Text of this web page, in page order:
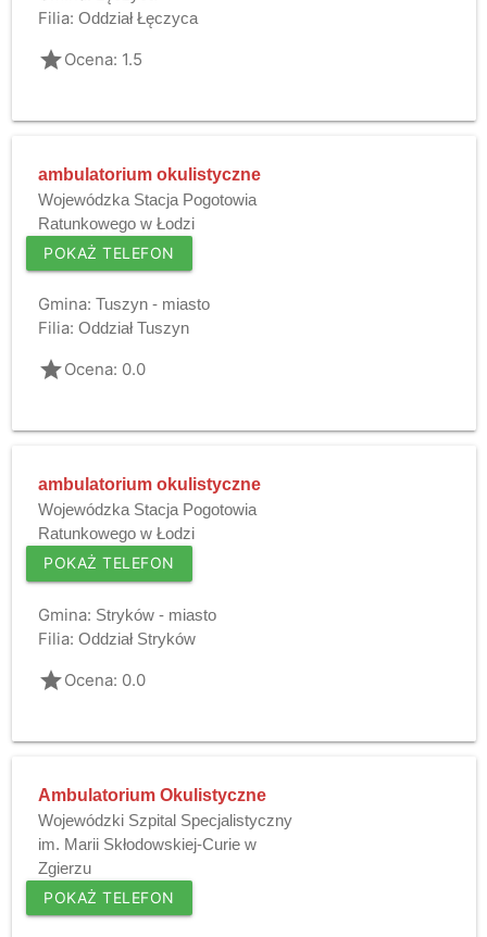
Filia: Oddział Łęczyca
gradeOcena: 1.5
ambulatorium okulistyczne
Wojewódzka Stacja Pogotowia
Ratunkowego w Łodzi
POKAŻ TELEFON
Gmina: Tuszyn - miasto
Filia: Oddział Tuszyn
gradeOcena: 0.0
ambulatorium okulistyczne
Wojewódzka Stacja Pogotowia
Ratunkowego w Łodzi
POKAŻ TELEFON
Gmina: Stryków - miasto
Filia: Oddział Stryków
gradeOcena: 0.0
Ambulatorium Okulistyczne
Wojewódzki Szpital Specjalistyczny
im. Marii Skłodowskiej-Curie w
Zgierzu
POKAŻ TELEFON